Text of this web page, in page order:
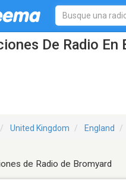
De Radio En
United Kingdom England
de Radio de Bromyard